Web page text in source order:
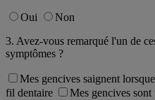
Oui
Non
3. Avez-vous remarqué l'un de
symptômes ?
Mes gencives saignent
fil dentaire
Mes gencives sont